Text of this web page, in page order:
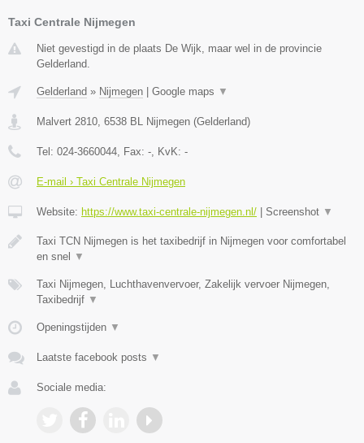
Taxi Centrale Nijmegen
Niet gevestigd in de plaats De Wijk, maar wel in de provincie
Gelderland.
Gelderland » Nijmegen Google maps ▼
Malvert 2810, 6538 BL Nijmegen (Gelderland)
Tel: 024-3660044, Fax: -, KvK: -
E-mail › Taxi Centrale Nijmegen
Website: https://www.taxi-centrale-nijmegen.nl/ Screenshot ▼
Taxi TCN Nijmegen is het taxibedrijf in Nijmegen voor comfortabel
en snel
▼
Taxi Nijmegen, Luchthavenvervoer, Zakelijk vervoer Nijmegen,
Taxibedrijf ▼
Openingstijden ▼
Laatste facebook posts ▼
Sociale media: